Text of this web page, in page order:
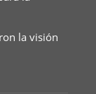
la visión